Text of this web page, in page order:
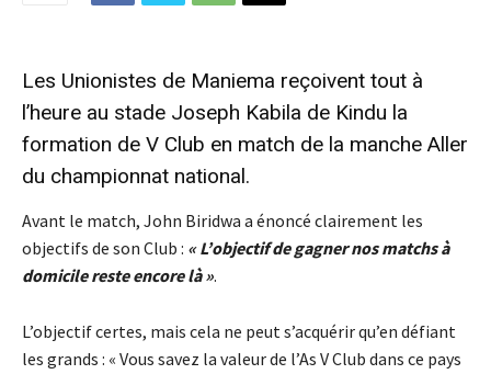
Les Unionistes de Maniema reçoivent tout à
l’heure au stade Joseph Kabila de Kindu la
formation de V Club en match de la manche Aller
du championnat national.
Avant le match, John Biridwa a énoncé clairement les
objectifs de son Club : « L’objectif de gagner nos matchs à
domicile reste encore là ».
L’objectif certes, mais cela ne peut s’acquérir qu’en défiant
les grands : « Vous savez la valeur de l’As V Club dans ce pays